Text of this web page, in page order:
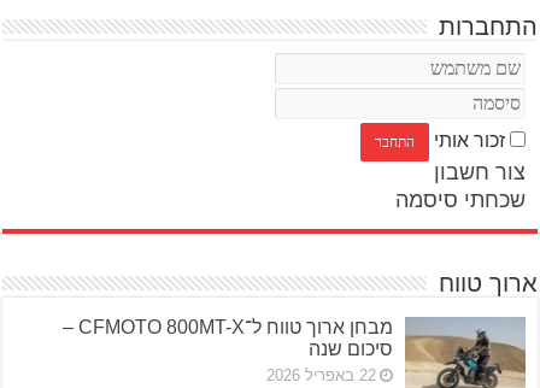
התחברות
זכור אותי
צור חשבון
שכחתי סיסמה
ארוך טווח
מבחן ארוך טווח ל־CFMOTO 800MT-X –
סיכום שנה
22 באפריל 2026